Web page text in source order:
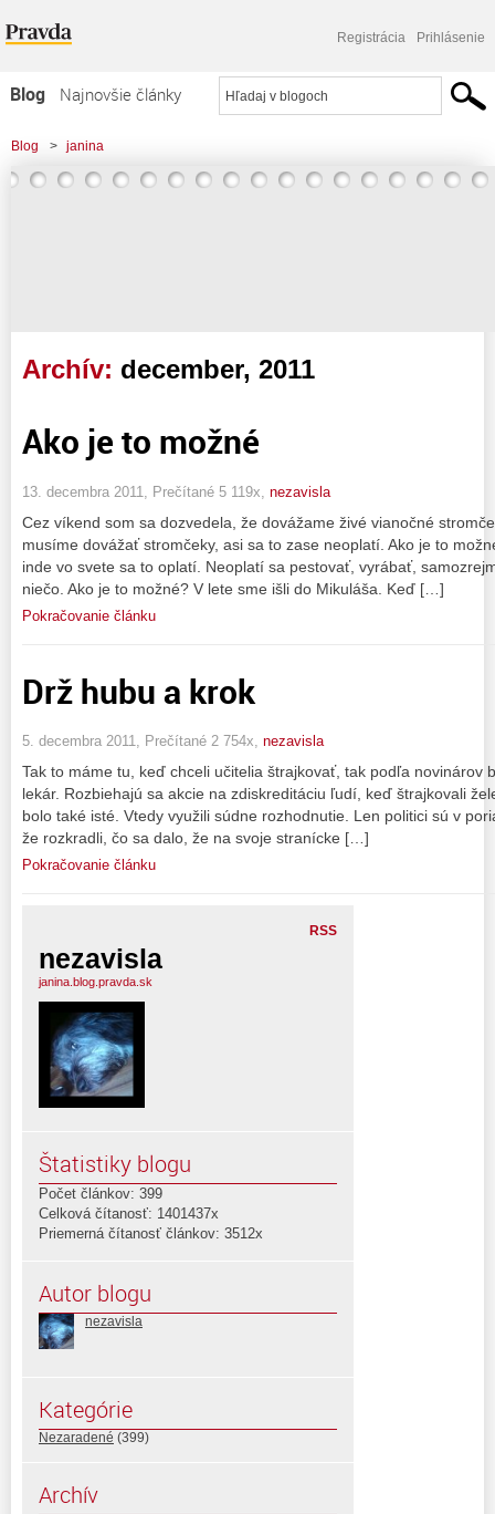
Registrácia Prihlásenie
Blog
Najnovšie články
Najčítanejšie články
Najkomentovanejšie články
Blog > janina
Archív: december, 2011
Ako je to možné
13. decembra 2011, Prečítané 5 119x, nezavisla
Cez víkend som sa dozvedela, že dovážame živé vianočné
musíme dovážať stromčeky, asi sa to zase neoplatí. Ako je to
inde vo svete sa to oplatí. Neoplatí sa pestovať, vyrábať,
niečo. Ako je to možné? V lete sme išli do Mikuláša. Keď […]
Pokračovanie článku
Drž hubu a krok
5. decembra 2011, Prečítané 2 754x, nezavisla
Tak to máme tu, keď chceli učitelia štrajkovať, tak podľa novinárov
lekár. Rozbiehajú sa akcie na zdiskreditáciu ľudí, keď štrajkovali
bolo také isté. Vtedy využili súdne rozhodnutie. Len politici sú v
že rozkradli, čo sa dalo, že na svoje stranícke […]
Pokračovanie článku
RSS
nezavisla
janina.blog.pravda.sk
Štatistiky blogu
Počet článkov: 399
Celková čítanosť: 1401437x
Priemerná čítanosť článkov: 3512x
Autor blogu
nezavisla
Kategórie
Nezaradené (399)
Archív